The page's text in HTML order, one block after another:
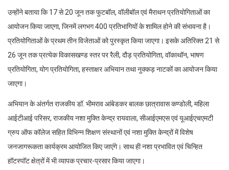
उन्होंने बताया कि 17 से 20 जून तक फुटबॉल, वॉलीबॉल एवं मैराथन प्रतियोगिताओं का
आयोजन किया जाएगा, जिनमें लगभग 400 प्रतिभागियों के शामिल होने की संभावना है।
प्रतियोगिताओं के प्रथम तीन विजेताओं को पुरस्कृत किया जाएगा। इसके अतिरिक्त 21 से
26 जून तक प्रत्येक विकासखण्ड स्तर पर रैली, दौड़ प्रतियोगिता, वॉकाथॉन, भाषण
प्रतियोगिता, योग प्रतियोगिता, हस्ताक्षर अभियान तथा नुक्कड़ नाटकों का आयोजन किया
जाएगा।
अभियान के अंतर्गत राजकीय डॉ. भीमराव आंबेडकर बालक छात्रावास कण्डोली, महिला
आईटीआई परिसर, राजकीय नशा मुक्ति केन्द्र रायवाला, सीआईएमएस एवं यूआईएचएमटी
ग्रुप ऑफ कॉलेज सहित विभिन्न शिक्षण संस्थानों एवं नशा मुक्ति केन्द्रों में विशेष
जनजागरूकता कार्यक्रम आयोजित किए जाएंगे। साथ ही नशा प्रभावित एवं चिन्हित
हॉटस्पॉट क्षेत्रों में भी व्यापक प्रचार-प्रसार किया जाएगा।